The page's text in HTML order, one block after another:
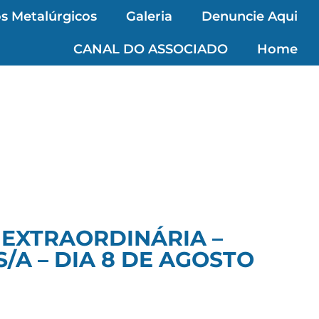
Metalúrgicos Galeria Denuncie Aqui
CANAL DO ASSOCIADO Home
–
A – DIA 8 DE AGOSTO